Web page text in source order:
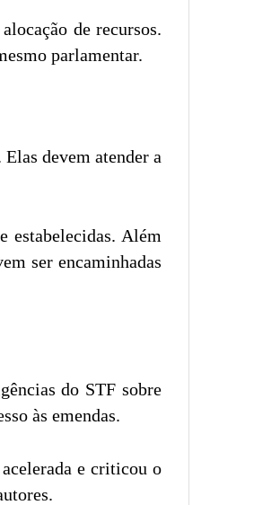
de recursos.
parlamentar.
devem atender a
estabelecidas. Além
ser encaminhadas
do STF sobre
às emendas.
e criticou o